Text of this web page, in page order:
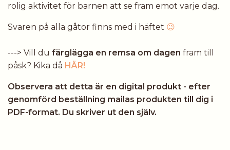
rolig aktivitet för barnen att se fram emot varje dag.
Svaren på alla gåtor finns med i häftet 😉
---> Vill du färglägga en remsa om dagen fram till
påsk? Kika då HÄR!
Observera att detta är en digital produkt - efter
genomförd beställning mailas produkten till dig i
PDF-format. Du skriver ut den själv.